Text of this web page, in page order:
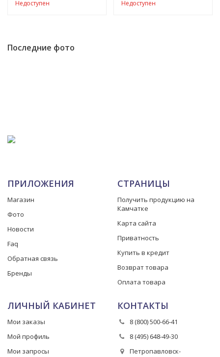
Недоступен Недоступен
Последние фото
ПРИЛОЖЕНИЯ
Магазин
Фото
Новости
Faq
Обратная связь
Бренды
СТРАНИЦЫ
Получить продукцию на
Камчатке
Карта сайта
Приватность
Купить в кредит
Возврат товара
Оплата товара
ЛИЧНЫЙ КАБИНЕТ
Мои заказы
Мой профиль
Мои запросы
КОНТАКТЫ
8 (800) 500-66-41
8 (495) 648-49-30
Петропавловск-